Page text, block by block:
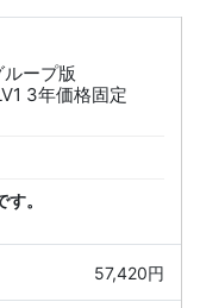
ープ版
3年価格固定
。
57,420円